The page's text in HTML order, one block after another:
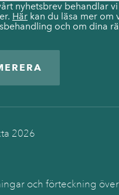
nyhetsbrev behandlar
Här kan du läsa mer om
och om dina
2026
och förteckning över